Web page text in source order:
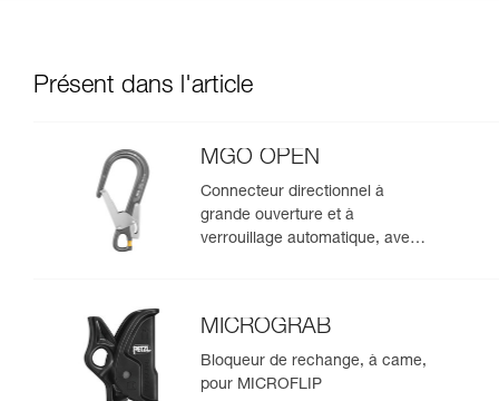
Présent dans l'article
MGO OPEN
Connecteur directionnel à
grande ouverture et à
verrouillage automatique, avec
MICROGRAB
Bloqueur de rechange, à came,
pour MICROFLIP